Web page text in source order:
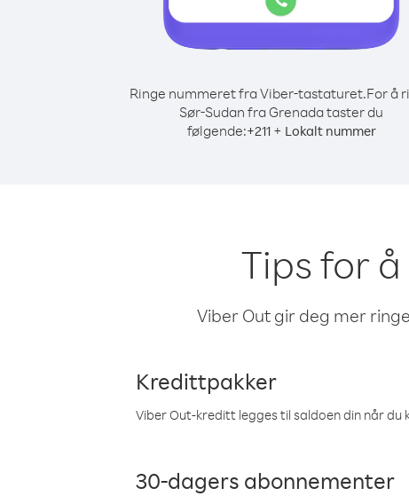
Ringe nummeret fra Viber-tastaturet.For å
Sør-Sudan fra Grenada taster du
følgende:+211+ Lokalt nummer
Tips for
Viber Out gir deg mer
Kredittpakker
Viber Out-kreditt legges til saldoen din når du
30-dagers abonnementer